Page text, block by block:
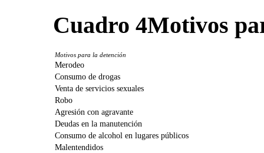
Cuadro 4Motivos
Motivos para la detención
Merodeo
Consumo de drogas
Venta de servicios sexuales
Robo
Agresión con agravante
Deudas en la manutención
Consumo de alcohol en lugares públicos
Malentendidos